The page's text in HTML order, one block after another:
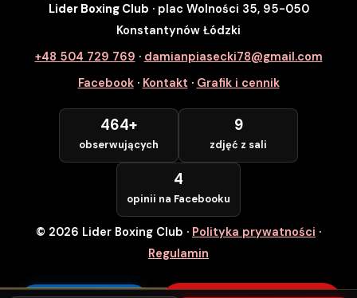
SZYBKI ZAPIS
Zapisz się na wybrane zajęcia
Numer Telefonu *
POTWIERDZAM — WCHODZĘ ZA
DARMO
Lider Boxing Club · plac Wolności 35, 95-050
Konstantynów Łódzki
+48 504 729 769 · damianpiasecki78@gmail.com
Facebook· Kontakt · Grafik i cennik
464+
obserwujących
9
zdjęć z sali
4
opinii na Facebooku
© 2026 Lider Boxing Club · Polityka prywatności ·
Regulamin